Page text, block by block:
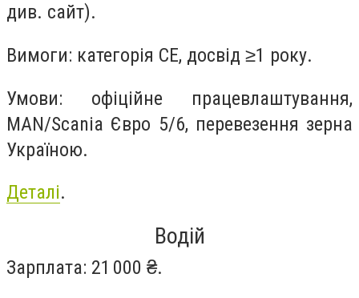
див. сайт).
Вимоги: категорія CE, досвід ≥1 року.
Умови: офіційне працевлаштування,
MAN/Scania Євро 5/6, перевезення зерна
Україною.
Деталі.
Водій
Зарплата: 21 000 ₴.